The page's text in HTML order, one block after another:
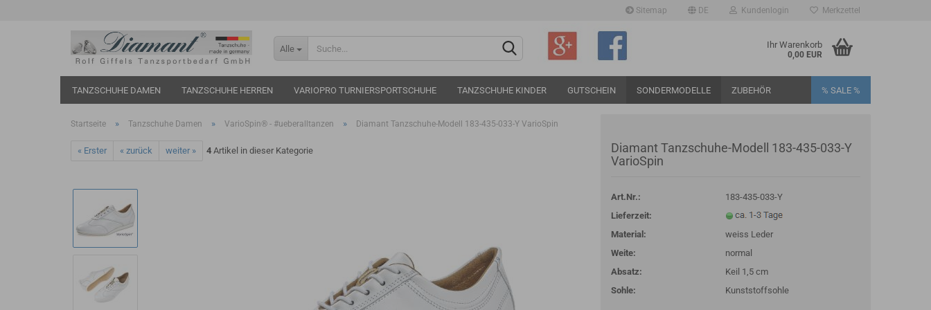
Sitemap DE
Sprache auswählen
Kundenlogin
Konto erstellen
Passwort vergessen?
Merkzettel
Alle Ihr Warenkorb
0,00 EUR
TANZSCHUHE DAMEN TANZSCHUHE HERREN VARIOPRO TURNIERSPORTSCHUHE TANZSCHUHE KINDER GUTSCHEIN SONDERMODELLE ZUBEHÖR % SALE %
Startseite » Tanzschuhe Damen » VarioSpin® - #ueberalltanzen » Diamant Tanzschuhe-Modell 183-435-033-Y VarioSpin
« Erster « zurück weiter » 4 Artikel in dieser Kategorie
Diamant Tanzschuhe-Modell 183-435-033-Y
VarioSpin
Art.Nr.:
183-435-033-Y
Lieferzeit:
Material:
weiss Leder
Weite:
normal
Absatz:
Keil 1,5 cm
Sohle:
Kunststoffsohle